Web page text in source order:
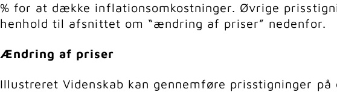
% for at dække inflationsomkostninger. Øvrige
henhold til afsnittet om “ændring af priser” nedenfor.
Ændring af priser
Illustreret Videnskab kan gennemføre prisstigninger på